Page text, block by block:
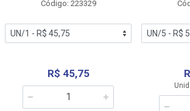
Código: 223329
R$ 45,75